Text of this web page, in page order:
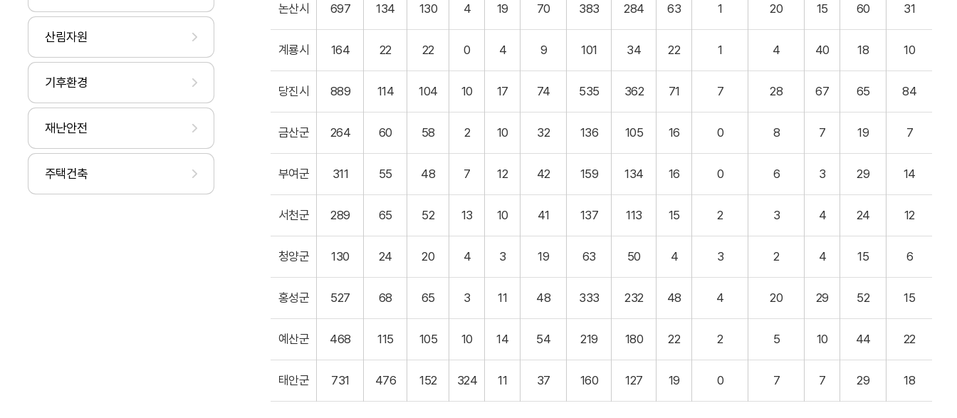
산림자원
기후환경
재난안전
주택건축
논산시 697 134 130 4 19 70 383 284 63 1 20 15 60 31
계룡시 164 22 22 0 4 9 101 34 22 1 4 40 18 10
당진시 889 114 104 10 17 74 535 362 71 7 28 67 65 84
금산군 264 60 58 2 10 32 136 105 16 0 8 7 19 7
부여군 311 55 48 7 12 42 159 134 16 0 6 3 29 14
서천군 289 65 52 13 10 41 137 113 15 2 3 4 24 12
청양군 130 24 20 4 3 19 63 50 4 3 2 4 15 6
홍성군 527 68 65 3 11 48 333 232 48 4 20 29 52 15
예산군 468 115 105 10 14 54 219 180 22 2 5 10 44 22
태안군 731 476 152 324 11 37 160 127 19 0 7 7 29 18